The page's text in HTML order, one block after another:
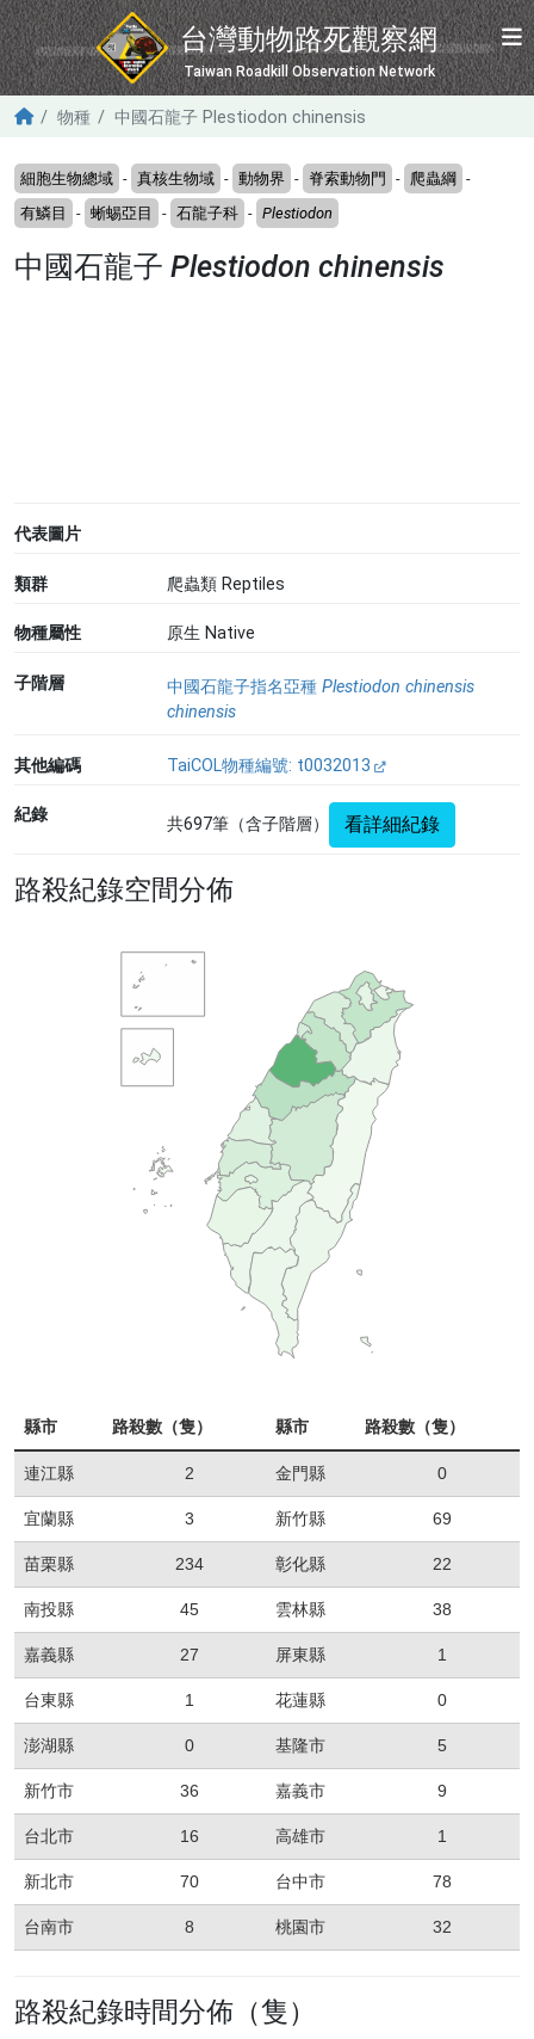
移至主內容
台灣動物路死觀察網
Taiwan Roadkill Observation Network
物種 中國石龍子 Plestiodon chinensis
細胞生物總域 - 真核生物域 - 動物界 - 脊索動物門 - 爬蟲綱 -
有鱗目
- 蜥蜴亞目 - 石龍子科 - Plestiodon
中國石龍子 Plestiodon chinensis
代表圖片
類群 爬蟲類 Reptiles
物種屬性 原生 Native
子階層 中國石龍子指名亞種 Plestiodon chinensis
chinensis
其他編碼 TaiCOL物種編號: t0032013
紀錄 共697筆（含子階層） 看詳細紀錄
路殺紀錄空間分佈
縣市 路殺數（隻） 縣市 路殺數（隻）
連江縣 2 金門縣 0
宜蘭縣 3 新竹縣 69
苗栗縣 234 彰化縣 22
南投縣 45 雲林縣 38
嘉義縣 27 屏東縣 1
台東縣 1 花蓮縣 0
澎湖縣 0 基隆市 5
新竹市 36 嘉義市 9
台北市 16 高雄市 1
新北市 70 台中市 78
台南市 8 桃園市 32
路殺紀錄時間分佈（隻）